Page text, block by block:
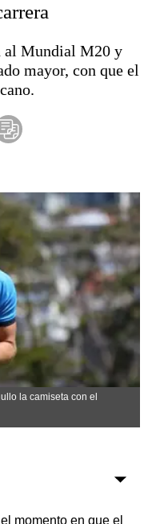
Olímpico
y finanzas
al Mundial M20 y
mayor, con que el
la camiseta con el
momento en que el